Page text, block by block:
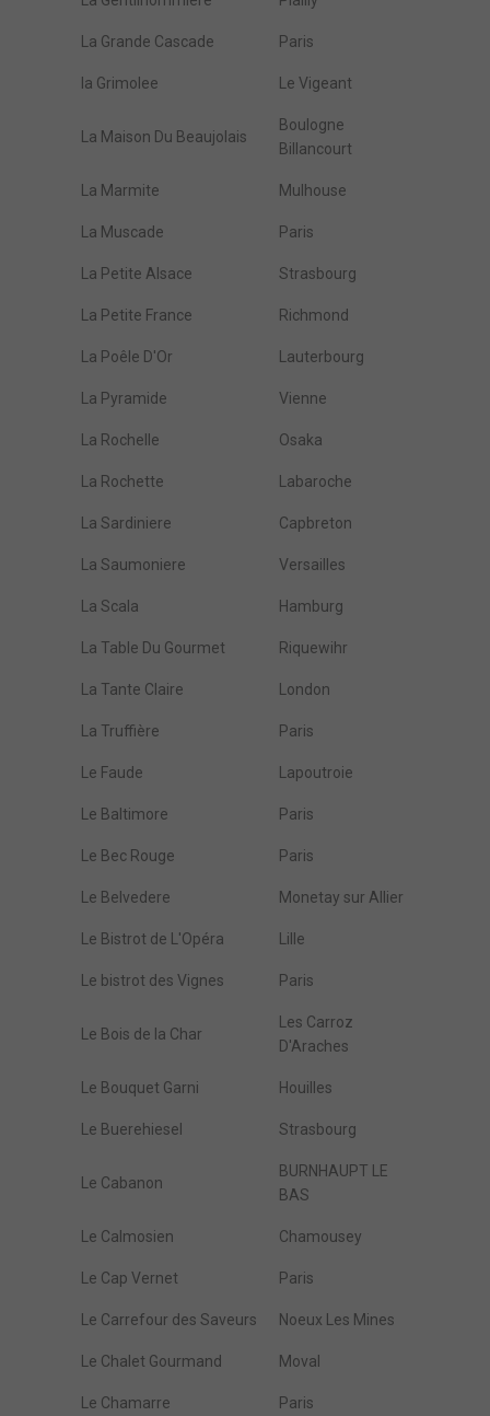
La Grande Cascade Paris
la Grimolee Le Vigeant
La Maison Du Beaujolais
Boulogne
Billancourt
La Marmite Mulhouse
La Muscade Paris
La Petite Alsace Strasbourg
La Petite France Richmond
La Poêle D'Or Lauterbourg
La Pyramide Vienne
La Rochelle Osaka
La Rochette Labaroche
La Sardiniere Capbreton
La Saumoniere Versailles
La Scala Hamburg
La Table Du Gourmet Riquewihr
La Tante Claire London
La Truffière Paris
Le Faude Lapoutroie
Le Baltimore Paris
Le Bec Rouge Paris
Le Belvedere Monetay sur Allier
Le Bistrot de L'Opéra Lille
Le bistrot des Vignes Paris
Le Bois de la Char
Les Carroz
D'Araches
Le Bouquet Garni Houilles
Le Buerehiesel Strasbourg
Le Cabanon
BURNHAUPT LE
BAS
Le Calmosien Chamousey
Le Cap Vernet Paris
Le Carrefour des Saveurs Noeux Les Mines
Le Chalet Gourmand Moval
Le Chamarre Paris